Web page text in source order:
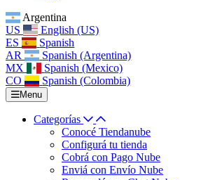
Argentina
US
English (US)
ES
Spanish
AR
Spanish (Argentina)
MX
Spanish (Mexico)
CO
Spanish (Colombia)
Menu
Categorías
Conocé Tiendanube
Configurá tu tienda
Cobrá con Pago Nube
Enviá con Envío Nube